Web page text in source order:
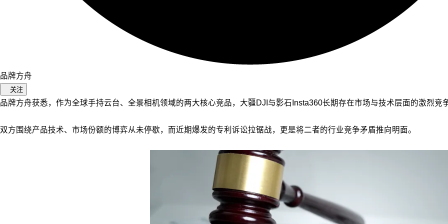
品牌方舟
关注
品牌方舟获悉，作为全球手持云台、全景相机领域的两大核心竞品，大疆DJI与影石Insta360长期存在市场与技术层面的激烈竞
双方围绕产品技术、市场份额的博弈从未停歇，而近期爆发的专利诉讼拉锯战，更是将二者的行业竞争矛盾推向明面。